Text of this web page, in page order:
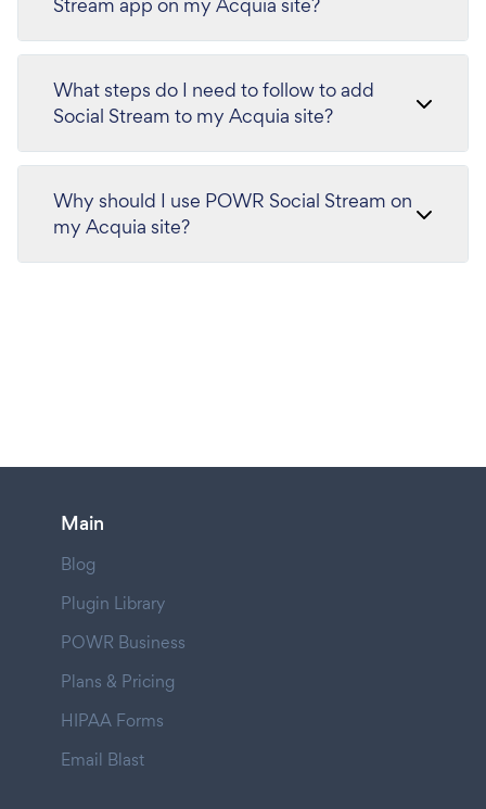
What steps do I need to follow to add
Social Stream to my Acquia site?
Why should I use POWR Social Stream on
my Acquia site?
Main
Blog
Plugin Library
POWR Business
Plans & Pricing
HIPAA Forms
Email Blast